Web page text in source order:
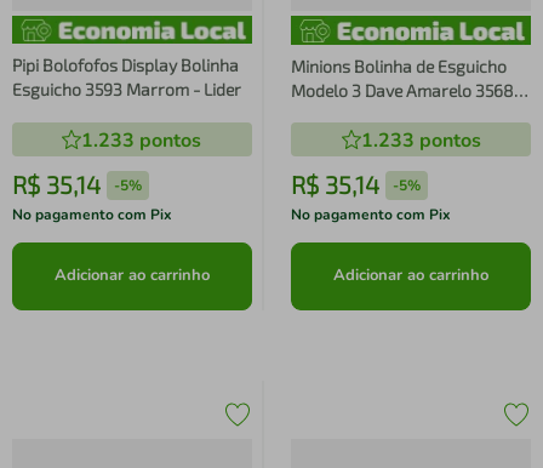
Pipi Bolofofos Display Bolinha
Esguicho 3593 Marrom - Lider
1.233 pontos
R$ 35,14 -5%
No pagamento com Pix
Adicionar ao carrinho
Minions Bolinha de Esguicho
Modelo 3 Dave Amarelo 3568-
1.233 pontos
R$ 35,14 -5%
No pagamento com Pix
Adicionar ao carrinho